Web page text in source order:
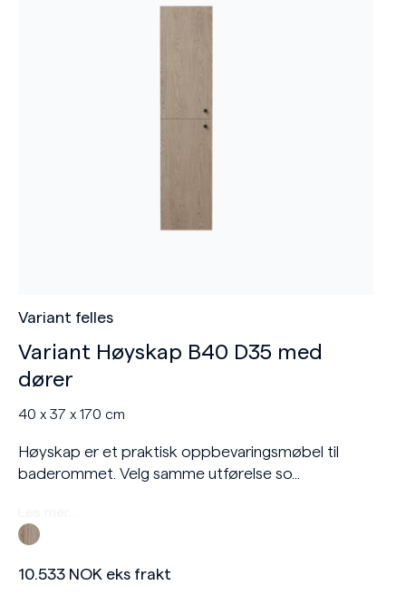
Variant felles
Variant Høyskap B40 D35 med
dører
40 x 37 x 170 cm
Høyskap er et praktisk oppbevaringsmøbel til
baderommet. Velg samme utførelse so...
10.533 NOK eks frakt